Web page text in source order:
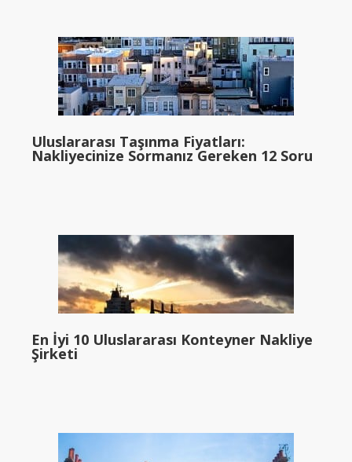
Uluslararası Taşınma Fiyatları:
Nakliyecinize Sormanız Gereken 12 Soru
En İyi 10 Uluslararası Konteyner Nakliye
Şirketi